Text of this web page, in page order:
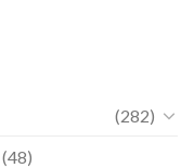
(282)
(48)